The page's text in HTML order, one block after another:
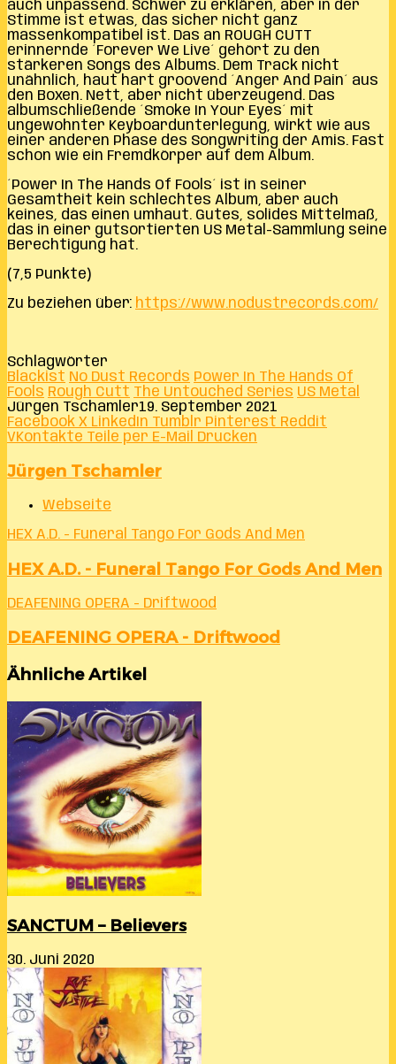
auch unpassend. Schwer zu erklären, aber in der
Stimme ist etwas, das sicher nicht ganz
massenkompatibel ist. Das an ROUGH CUTT
erinnernde ´Forever We Live´ gehört zu den
stärkeren Songs des Albums. Dem Track nicht
unähnlich, haut hart groovend ´Anger And Pain´ aus
den Boxen. Nett, aber nicht überzeugend. Das
albumschließende ´Smoke In Your Eyes´ mit
ungewohnter Keyboardunterlegung, wirkt wie aus
einer anderen Phase des Songwriting der Amis. Fast
schon wie ein Fremdkörper auf dem Album.
´Power In The Hands Of Fools´ ist in seiner
Gesamtheit kein schlechtes Album, aber auch
keines, das einen umhaut. Gutes, solides Mittelmaß,
das in einer gutsortierten US Metal-Sammlung seine
Berechtigung hat.
(7,5 Punkte)
Zu beziehen über: https://www.nodustrecords.com/
Schlagwörter
Blackist No Dust Records Power In The Hands Of
Fools Rough Cutt The Untouched Series US Metal
Jürgen Tschamler19. September 2021
Facebook X LinkedIn Tumblr Pinterest Reddit
VKontakte Teile per E-Mail Drucken
Jürgen Tschamler
Webseite
HEX A.D. - Funeral Tango For Gods And Men
HEX A.D. - Funeral Tango For Gods And Men
DEAFENING OPERA - Driftwood
DEAFENING OPERA - Driftwood
Ähnliche Artikel
SANCTUM – Believers
30. Juni 2020